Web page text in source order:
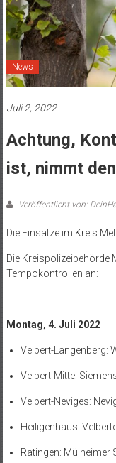
News
Juli 2, 2022
Achtung,
ist, nimmt
Veröffentlicht von:
Die Einsätze im Kreis
Die Kreispolizeibehörde
Tempokontrollen an:
Montag, 4. Juli 2022
Velbert-Langenberg:
Velbert-Mitte:
Velbert-Neviges:
Heiligenhaus:
Ratingen: Mülheimer